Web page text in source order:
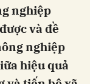
nghiệp
và đề
nghiệp
hiệu quả